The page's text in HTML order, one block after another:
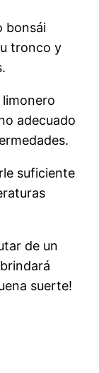
bonsái
tronco y
adecuado
suficiente
de un
suerte!